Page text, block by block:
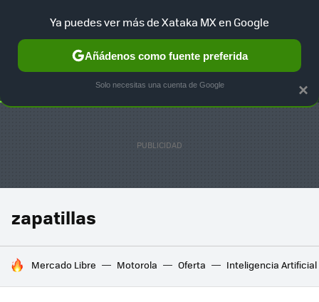
SELECCIÓN GAMING HOME AUTO TERRITORIO
zapatillas
HOY SE HABLA DE
Mercado Libre Motorola Oferta Inteligencia Artificial
×
Ya puedes ver más de Xataka MX en Google
Añádenos como fuente preferida
Solo necesitas una cuenta de Google